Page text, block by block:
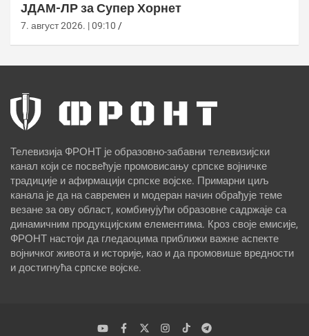
ЈДАМ-ЛР за Супер Хорнет
7. август 2026. | 09:10
Телевизија ФРОНТ је образовно-забавни телевизијски
канал који се посвећује промовисању српске војничке
традиције и афирмацији српске војске. Примарни циљ
канала је да на савремен и модеран начин обрађује теме
везане за ову област, комбинујући образовне садржаје са
динамичним продукцијским елементима. Кроз своје емисије,
ФРОНТ настоји да гледаоцима приближи важне аспекте
војничког живота и историје, као и да промовише вредности
и достигнућа српске војске.